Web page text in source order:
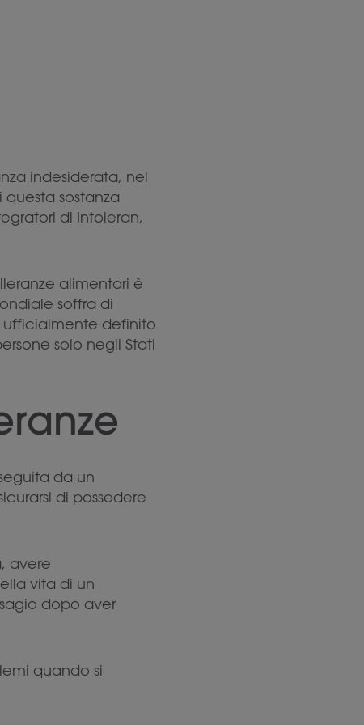
indesiderata, nel
sostanza
di Intoleran,
alimentari è
soffra di
ufficialmente definito
solo negli Stati
da un
di possedere
avere
vita di un
dopo aver
quando si